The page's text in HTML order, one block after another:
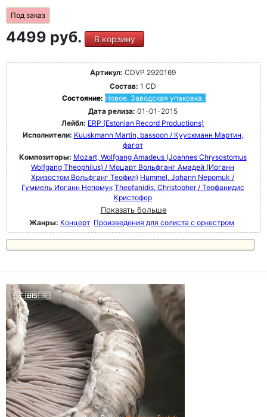
Под заказ
4499 руб. В корзину
Артикул: CDVP 2920169
Состав: 1 CD
Состояние: Новое. Заводская упаковка.
Дата релиза: 01-01-2015
Лейбл: ERP (Estonian Record Productions)
Исполнители: Kuuskmann Martin, bassoon / Куускманн Мартин,
фагот
Композиторы: Mozart, Wolfgang Amadeus (Joannes Chrysostomus
Wolfgang Theophilus) / Моцарт Вольфганг Амадей (Иоганн
Хризостом Вольфганг Теофил) Hummel, Johann Nepomuk /
Гуммель Иоганн Непомук Theofanidis, Christopher / Теофанидис
Кристофер
Показать больше
Жанры: Концерт Произведения для солиста с оркестром